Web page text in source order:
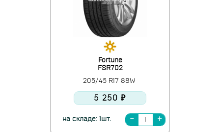
Fortune
FSR702
205/45 R17 88W
5 250 ₽
на складе: 1шт.